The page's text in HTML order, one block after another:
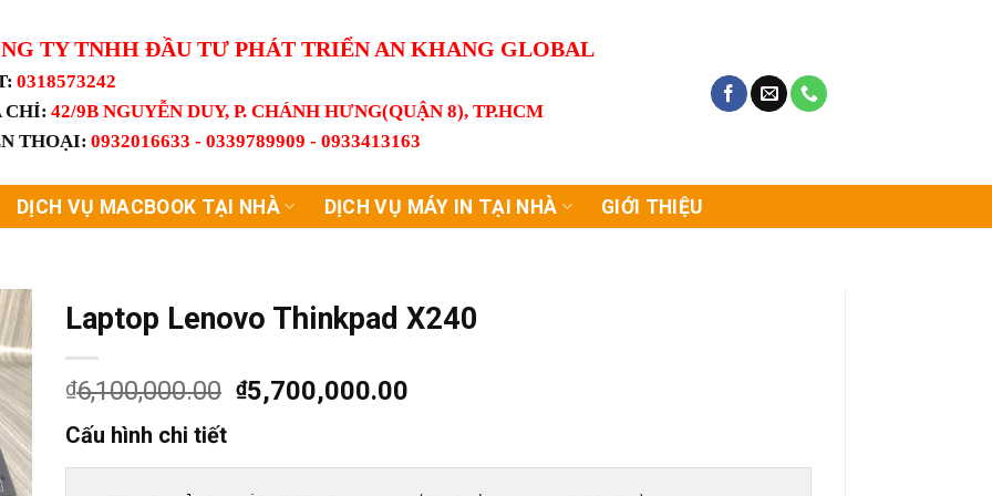
TY TNHH ĐẦU TƯ PHÁT TRIỂN AN KHANG GLOBAL
0318573242
CHỈ: 42/9B NGUYỄN DUY, P. CHÁNH HƯNG(QUẬN 8), TP.HCM
THOẠI: 0932016633 - 0339789909 - 0933413163
DỊCH VỤ MACBOOK TẠI NHÀ DỊCH VỤ MÁY IN TẠI NHÀ GIỚI THIỆU
Laptop Lenovo Thinkpad X240
₫6,100,000.00 Giá
₫6,100,000.00.
₫5,700,000.00
là:
Cấu hình chi tiết